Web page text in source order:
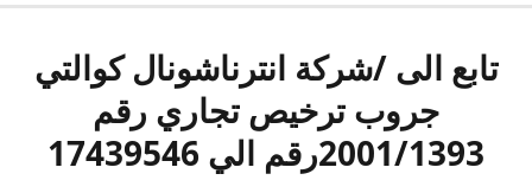
تابع الى /شركة انترناشونال كوالتي
جروب ترخيص تجاري رقم
2001/1393رقم الي 17439546